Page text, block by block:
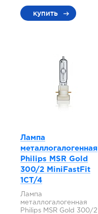
купить
Лампа
металлогалогенная
Philips MSR Gold
300/2 MiniFastFit
1CT/4
Лампа
металлогалогенная
Philips MSR Gold 300/2